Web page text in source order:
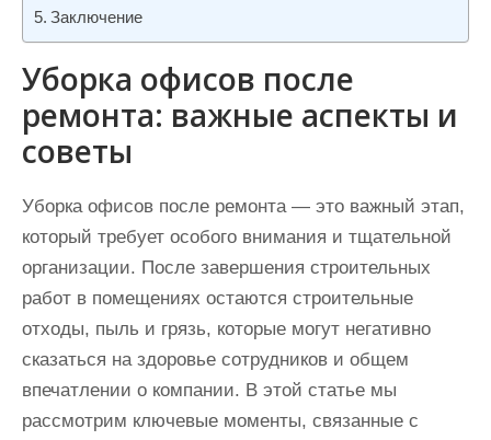
Заключение
Уборка офисов после
ремонта: важные аспекты и
советы
Уборка офисов после ремонта — это важный этап,
который требует особого внимания и тщательной
организации. После завершения строительных
работ в помещениях остаются строительные
отходы, пыль и грязь, которые могут негативно
сказаться на здоровье сотрудников и общем
впечатлении о компании. В этой статье мы
рассмотрим ключевые моменты, связанные с